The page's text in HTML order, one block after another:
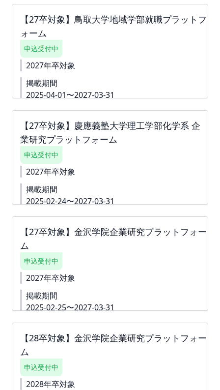
詳細資料https://second-
campus.net/upload/freepage/67ce918f465f3.pdf
下書き機能はございません。 「回答内容を学生に公
開しない」というチェック付きの質問は 「ダミー」
や「000」などをご入力いただき、 「回答内容を学
生に公開しない」というチェックボックスへチェッ
クをしてお申込みを進めていただくことも可能で
求書は掲載が確定した月末に発行いたします。 ツ
ナガリへアップロードいたしますので、ダウンロー
お支払い締切は翌月末でございます。
【27卒対象】鳥取大学地域学部就職プラットフ
ォーム
申込受付中
2027年卒対象
掲載期間
2025-04-01〜2027-03-31
下書き機能はございません。 すぐに入力できない内
容がある場合は、「ダミー」や「000」などをご入力
して進んでください。 ※掲載確定後も何度でも編集
可能です。 詳細資料 https://second-
campus.net/upload/freepage/67c56351246a1.pdf
※ご請求書は掲載が確定した月末に発行いたしま
す。
【27卒対象】慶應義塾大学理工学部化学系 企
業研究プラットフォーム
申込受付中
2027年卒対象
掲載期間
2025-02-24〜2027-03-31
詳細資料https://second-
campus.net/upload/freepage/67c6d5ef2b9ed.pdf
下書き機能はございません。 「回答内容を学生に公
開しない」というチェック付きの質問は 「ダミー」
や「000」などをご入力いただき、 「回答内容を学
生に公開しない」というチェックボックスへチェッ
クをしてお申込みを進めていただくことも可能で
求書は掲載が確定した月末に発行いたします。 ツ
ナガリへアップロードいたしますので、ダウンロー
お支払い締切は翌月末でございます。
【27卒対象】金沢学院企業研究プラットフォー
ム
申込受付中
2027年卒対象
掲載期間
2025-02-25〜2027-03-31
詳細資料https://second-
campus.net/upload/freepage/67abf7a65d837.pdf
下書き機能はございません。 「回答内容を学生に公
開しない」というチェック付きの質問は 「ダミー」
や「000」などをご入力いただき、 「回答内容を学
生に公開しない」というチェックボックスへチェッ
クをしてお申込みを進めていただくことも可能で
【28卒対象】金沢学院企業研究プラットフォー
ム
申込受付中
2028年卒対象